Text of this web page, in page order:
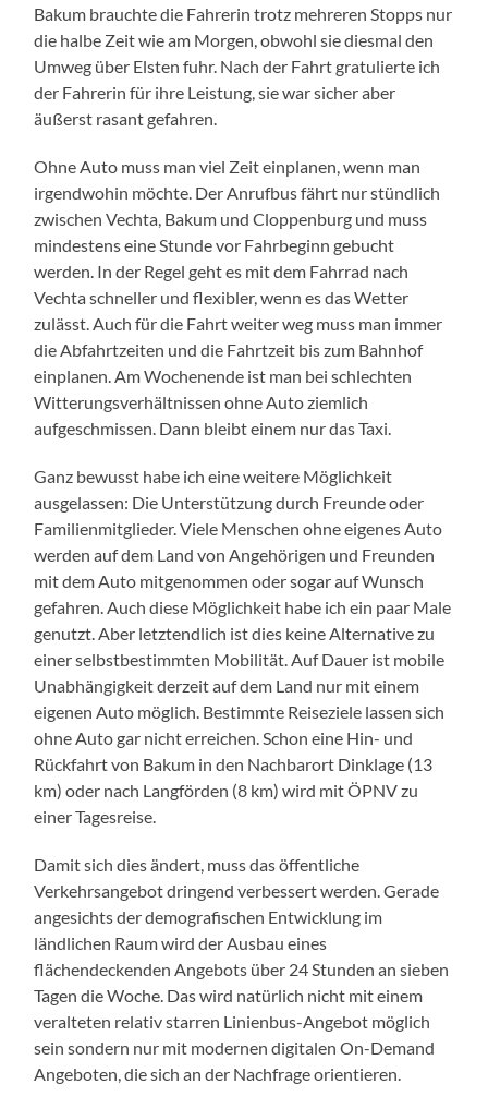
Bakum brauchte die Fahrerin trotz mehreren Stopps nur
die halbe Zeit wie am Morgen, obwohl sie diesmal den
Umweg über Elsten fuhr. Nach der Fahrt gratulierte ich
der Fahrerin für ihre Leistung, sie war sicher aber
äußerst rasant gefahren.
Ohne Auto muss man viel Zeit einplanen, wenn man
irgendwohin möchte. Der Anrufbus fährt nur stündlich
zwischen Vechta, Bakum und Cloppenburg und muss
mindestens eine Stunde vor Fahrbeginn gebucht
werden. In der Regel geht es mit dem Fahrrad nach
Vechta schneller und flexibler, wenn es das Wetter
zulässt. Auch für die Fahrt weiter weg muss man immer
die Abfahrtzeiten und die Fahrtzeit bis zum Bahnhof
einplanen. Am Wochenende ist man bei schlechten
Witterungsverhältnissen ohne Auto ziemlich
aufgeschmissen. Dann bleibt einem nur das Taxi.
Ganz bewusst habe ich eine weitere Möglichkeit
ausgelassen: Die Unterstützung durch Freunde oder
Familienmitglieder. Viele Menschen ohne eigenes Auto
werden auf dem Land von Angehörigen und Freunden
mit dem Auto mitgenommen oder sogar auf Wunsch
gefahren. Auch diese Möglichkeit habe ich ein paar Male
genutzt. Aber letztendlich ist dies keine Alternative zu
einer selbstbestimmten Mobilität. Auf Dauer ist mobile
Unabhängigkeit derzeit auf dem Land nur mit einem
eigenen Auto möglich. Bestimmte Reiseziele lassen sich
ohne Auto gar nicht erreichen. Schon eine Hin- und
Rückfahrt von Bakum in den Nachbarort Dinklage (13
km) oder nach Langförden (8 km) wird mit ÖPNV zu
einer Tagesreise.
Damit sich dies ändert, muss das öffentliche
Verkehrsangebot dringend verbessert werden. Gerade
angesichts der demografischen Entwicklung im
ländlichen Raum wird der Ausbau eines
flächendeckenden Angebots über 24 Stunden an sieben
Tagen die Woche. Das wird natürlich nicht mit einem
veralteten relativ starren Linienbus-Angebot möglich
sein sondern nur mit modernen digitalen On-Demand
Angeboten, die sich an der Nachfrage orientieren.